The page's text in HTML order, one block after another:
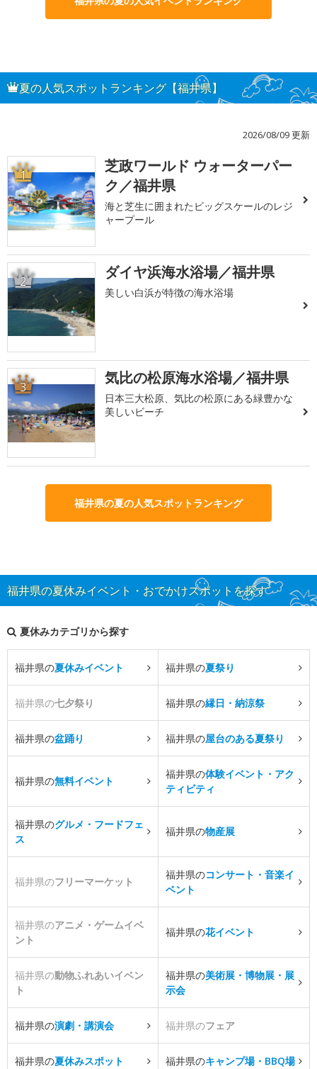
夏の人気スポットランキング【福井県】
2026/08/09 更新
1
芝政ワールド ウォーターパー
ク／福井県
海と芝生に囲まれたビッグスケールのレジ
ャープール
2 ダイヤ浜海水浴場／福井県
美しい白浜が特徴の海水浴場
3 気比の松原海水浴場／福井県
日本三大松原、気比の松原にある緑豊かな
美しいビーチ
福井県の夏の人気スポットランキング
福井県の夏休みイベント・おでかけスポットを探す
夏休みカテゴリから探す
福井県の夏休みイベント 福井県の夏祭り
福井県の七夕祭り 福井県の縁日・納涼祭
福井県の盆踊り 福井県の屋台のある夏祭り
福井県の無料イベント
福井県の体験イベント・アク
ティビティ
福井県のグルメ・フードフェ
ス
福井県の物産展
福井県のフリーマーケット
福井県のコンサート・音楽イ
ベント
福井県のアニメ・ゲームイベ
ント
福井県の花イベント
福井県の動物ふれあいイベン
ト
福井県の美術展・博物展・展
示会
福井県の演劇・講演会 福井県のフェア
福井県の夏休みスポット 福井県のキャンプ場・BBQ場